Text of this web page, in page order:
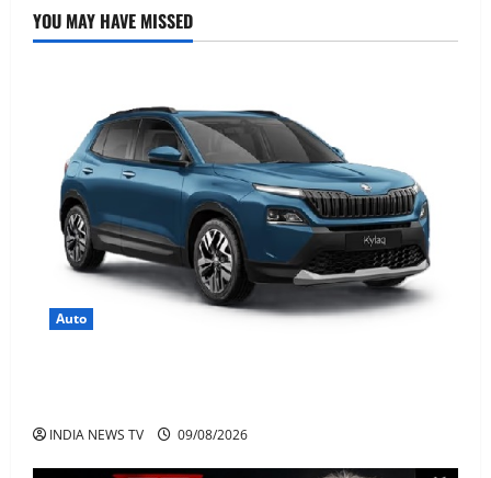
शुरुआत
YOU MAY HAVE MISSED
Auto
INDIA NEWS TV 09/08/2026